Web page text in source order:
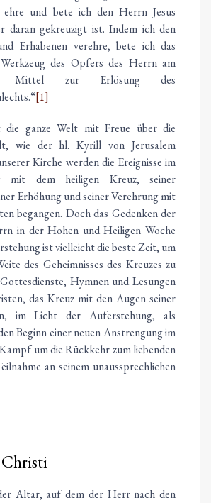
ehre und bete ich den Herrn Jesus
daran gekreuzigt ist. Indem ich den
Erhabenen verehre, bete ich das
des Opfers des Herrn am
Mittel zur Erlösung des
[1]
die ganze Welt mit Freue über die
wie der hl. Kyrill von Jerusalem
Kirche werden die Ereignisse im
mit dem heiligen Kreuz, seiner
Erhöhung und seiner Verehrung mit
begangen. Doch das Gedenken der
in der Hohen und Heiligen Woche
ist vielleicht die beste Zeit, um
des Geheimnisses des Kreuzes zu
Hymnen und Lesungen
das Kreuz mit den Augen seiner
im Licht der Auferstehung, als
Beginn einer neuen Anstrengung im
um die Rückkehr zum liebenden
an seinem unaussprechlichen
Altar, auf dem der Herr nach den